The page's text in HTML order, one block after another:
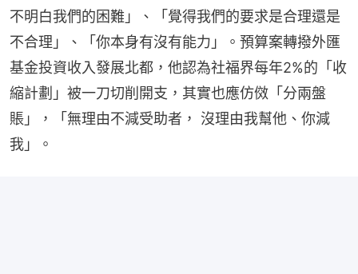
不明白我們的困難」、「覺得我們的要求是合理還是
不合理」、「你本身有沒有能力」。預算案轉撥外匯
基金投資收入發展北都，他認為社福界每年2%的「收
縮計劃」被一刀切削開支，其實也應仿傚「分兩盤
賬」，「無理由不減受助者， 沒理由我幫他、你減
我」。